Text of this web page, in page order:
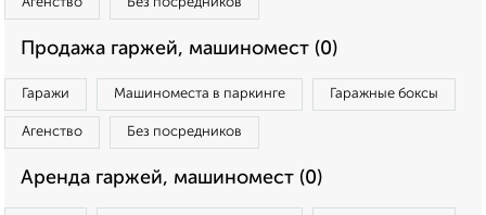
Продажа гаржей, машиномест (0)
Гаражи Машиноместа в паркинге Гаражные боксы
Агенство Без посредников
Аренда гаржей, машиномест (0)